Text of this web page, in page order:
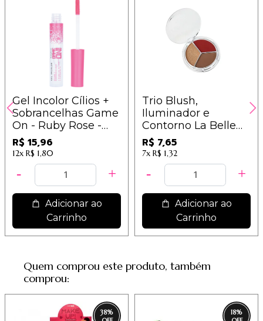
Gel Incolor Cílios +
Sobrancelhas Game
On - Ruby Rose -
HB509
R$ 15,96
12x R$ 1,80
Adicionar ao
Carrinho
Trio Blush,
Iluminador e
Contorno La Belle
Vivai Cor C - 1230.1.1
R$ 7,65
7x R$ 1,32
Adicionar ao
Carrinho
Quem comprou este produto, também
comprou:
38% 18%